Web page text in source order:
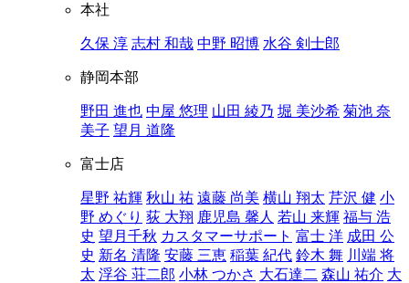
本社
久保 淳 志村 和哉 中野 昭博 水谷 剣士郎
静岡本部
野田 進也 中屋 悠理 山田 綾乃 堀 美沙希 菊池 奈
美子 望月 道隆
富士店
星野 祐輝 秋山 祐 遠藤 尚美 横山 翔太 芹沢 健 小
野 めぐり 荻 大翔 鹿児島 馨人 若山 来輝 福与 浩
史 望月千秋 カスタマーサポート 富士 洋 成田 公
史 新名 清隆 安藤 三恵 稲葉 紀代 鈴木 舞 川端 将
太 浮谷 荘二郎 小林 つかさ 大石達二 森山 祐介 大